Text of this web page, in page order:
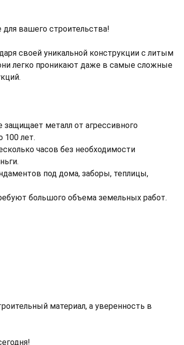
вашего строительства!
своей уникальной конструкции с литым
легко проникают даже в самые сложные
металл от агрессивного
100 лет.
часов без необходимости
под дома, заборы, теплицы,
большого объема земельных работ.
материал, а уверенность в